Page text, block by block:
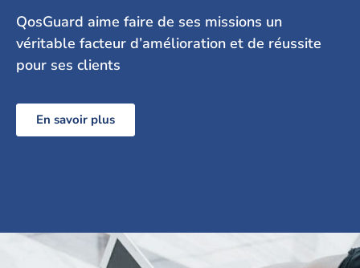
QosGuard aime faire de ses missions un
véritable facteur d’amélioration et de réussite
pour ses clients
En savoir plus